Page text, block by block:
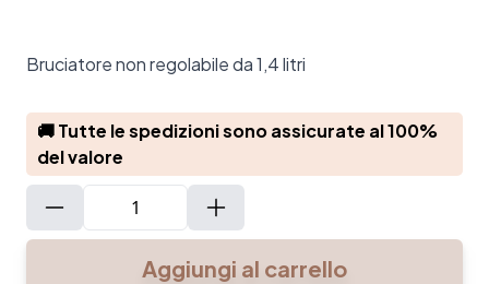
Bruciatore non regolabile da 1,4 litri
🚚 Tutte le spedizioni sono assicurate al 100%
del valore
930
mm
Aggiungi al carrello